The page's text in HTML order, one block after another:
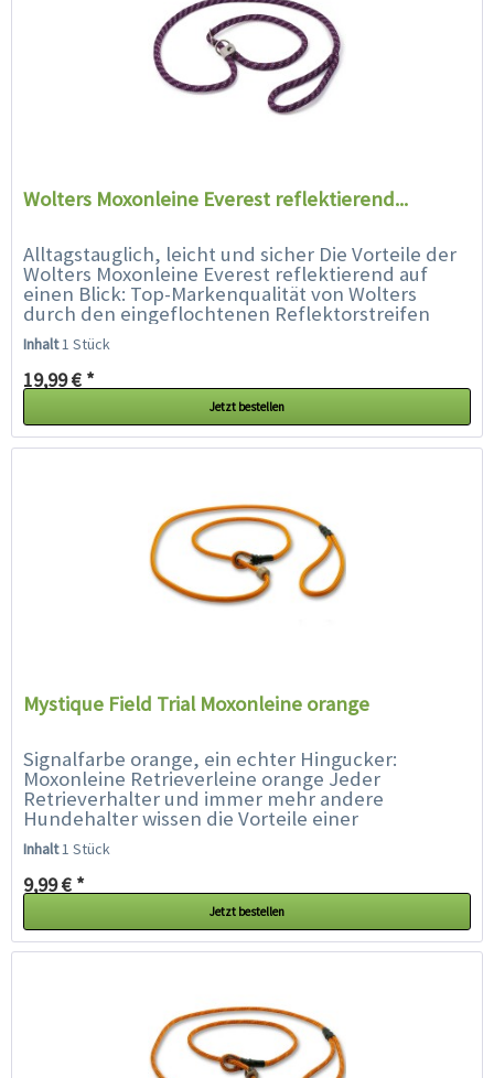
Wolters Moxonleine Everest reflektierend...
Alltagstauglich, leicht und sicher Die Vorteile der
Wolters Moxonleine Everest reflektierend auf
einen Blick: Top-Markenqualität von Wolters
durch den eingeflochtenen Reflektorstreifen
sehr gut sichtbar...
Inhalt1 Stück
19,99 € *
Jetzt bestellen
Mystique Field Trial Moxonleine orange
Signalfarbe orange, ein echter Hingucker:
Moxonleine Retrieverleine orange Jeder
Retrieverhalter und immer mehr andere
Hundehalter wissen die Vorteile einer
sogenannten Field Trial Leine, auch Moxonleine
oder Retrieverleine...
Inhalt1 Stück
9,99 € *
Jetzt bestellen